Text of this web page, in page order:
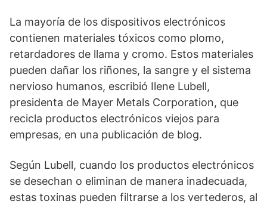
La mayoría de los dispositivos electrónicos
contienen materiales tóxicos como plomo,
retardadores de llama y cromo. Estos materiales
pueden dañar los riñones, la sangre y el sistema
nervioso humanos, escribió Ilene Lubell,
presidenta de Mayer Metals Corporation, que
recicla productos electrónicos viejos para
empresas, en una publicación de blog.
Según Lubell, cuando los productos electrónicos
se desechan o eliminan de manera inadecuada,
estas toxinas pueden filtrarse a los vertederos, al